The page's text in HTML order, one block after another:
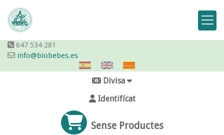
647 534 281
info@biobebes.es
Divisa
Identifícat
Sense Productes